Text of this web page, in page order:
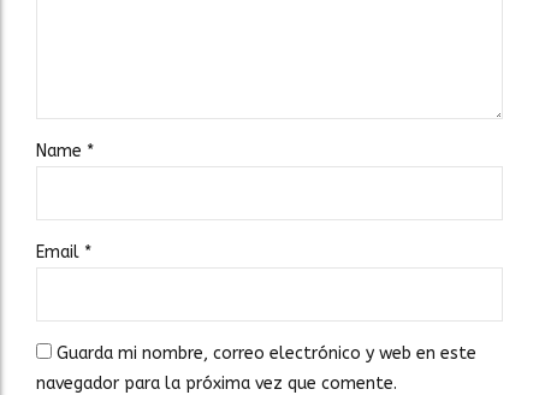
Name *
Email *
Guarda mi nombre, correo electrónico y web en este
navegador para la próxima vez que comente.